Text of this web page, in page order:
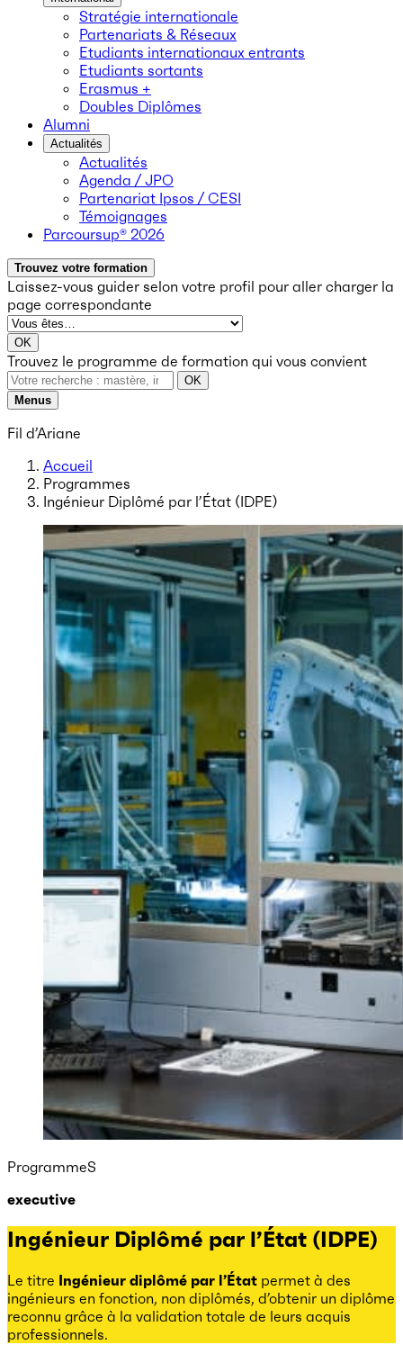
Stratégie internationale
Partenariats & Réseaux
Etudiants internationaux entrants
Etudiants sortants
Erasmus +
Doubles Diplômes
Alumni
Actualités
Actualités
Agenda / JPO
Partenariat Ipsos / CESI
Témoignages
Parcoursup® 2026
Trouvez votre formation
Laissez-vous guider selon votre profil pour aller charger la
page correspondante
OK
Trouvez le programme de formation qui vous convient
OK
Menus
Fil d’Ariane
Accueil
Programmes
Ingénieur Diplômé par l’État (IDPE)
ProgrammeS
executive
Ingénieur Diplômé par l’État (IDPE)
Le titre Ingénieur diplômé par l’État permet à des
ingénieurs en fonction, non diplômés, d’obtenir un diplôme
reconnu grâce à la validation totale de leurs acquis
professionnels.